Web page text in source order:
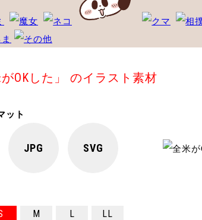
がOKした」 のイラスト素材
ット
JPG SVG
M L LL